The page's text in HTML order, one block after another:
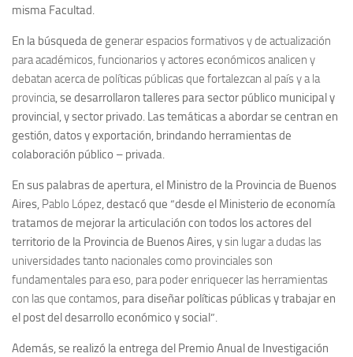
misma Facultad.
En la búsqueda de generar espacios formativos y de actualización
para académicos, funcionarios y actores económicos analicen y
debatan acerca de políticas públicas que fortalezcan al país y a la
provincia, se desarrollaron talleres para sector público municipal y
provincial, y sector privado. Las temáticas a abordar se centran en
gestión, datos y exportación, brindando herramientas de
colaboración público – privada.
En sus palabras de apertura, el Ministro de la Provincia de Buenos
Aires, Pablo López, destacó que “desde el Ministerio de economía
tratamos de mejorar la articulación con todos los actores del
territorio de la Provincia de Buenos Aires, ysin lugar a dudas las
universidades tanto nacionales como provinciales son
fundamentales para eso, para poder enriquecer las herramientas
con las que contamos, para diseñar políticas públicas y trabajar en
el post del desarrollo económico y social”.
Además, se realizó la entrega del Premio Anual de Investigación